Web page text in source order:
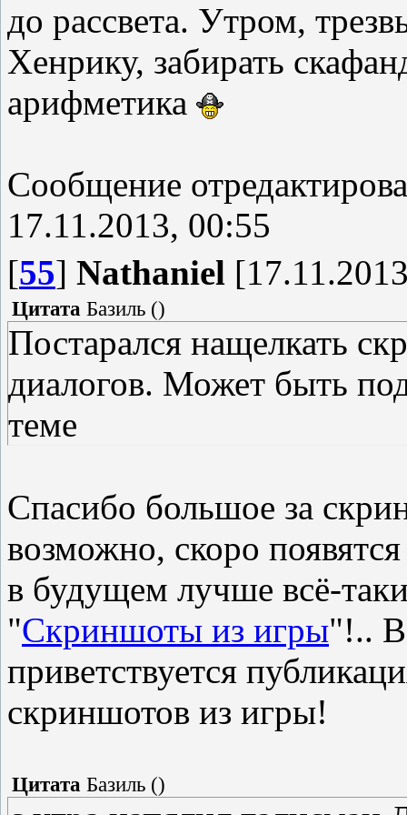
до рассвета. Утром,
Хенрику, забирать
арифметика
Сообщение
17.11.2013, 00:55
[55] Nathaniel
Цитата Базиль ()
Постарался нащелкать
диалогов. Может быть
теме
Спасибо большое за
возможно, скоро
в будущем лучше всё-
"Скриншоты из игры"!.. В
приветствуется
скриншотов из игры!
Цитата Базиль ()